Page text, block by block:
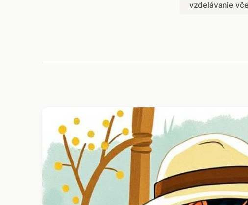
vzdelávanie